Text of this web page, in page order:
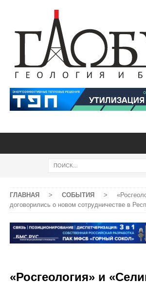
ГЛАВНАЯ > СОБЫТИЯ >
договорились о новом сотрудничестве в
«Росгеология» и